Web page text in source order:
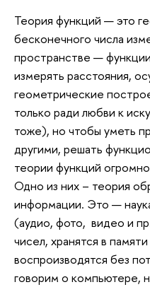
Теория функций — это
бесконечного числа
пространстве —
измерять расстояния,
геометрические
только ради любви к
тоже), но чтобы уметь
другими, решать
теории функций
Одно из них – теория
информации. Это —
(аудио, фото, видео и
чисел, хранятся в
воспроизводятся без
говорим о компьютере,